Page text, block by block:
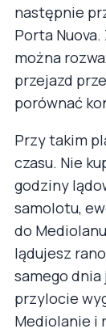
następnie
Porta
można
przejazd
porównać
Przy takim
czasu. Nie
godziny
samolotu,
do
lądujesz
samego
przylocie
Mediolanie i